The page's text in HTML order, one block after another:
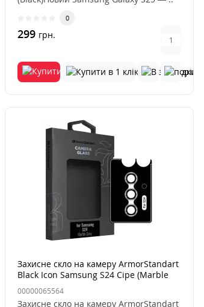
0
299 грн.
Захисне скло на камеру ArmorStandart
Black Icon Samsung S24 Сіре (Marble
Grey)
00000065564
Захисне скло на камеру ArmorStandart